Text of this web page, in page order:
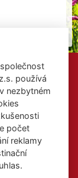
používá
nezbytném
počet
reklamy